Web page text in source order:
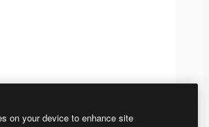
on your device to enhance site